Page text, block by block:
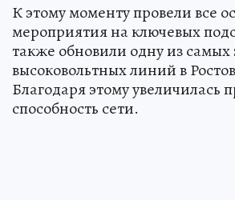
К этому моменту провели все
мероприятия на ключевых
также обновили одну из
высоковольтных линий в
Благодаря этому увеличилась
способность сети.